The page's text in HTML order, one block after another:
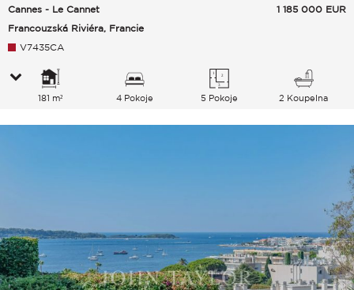
Cannes - Le Cannet
Francouzská Riviéra, Francie
1 185 000 EUR
V7435CA
181 m² 4 Pokoje 5 Pokoje 2 Koupelna